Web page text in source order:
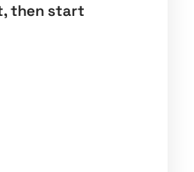
then start